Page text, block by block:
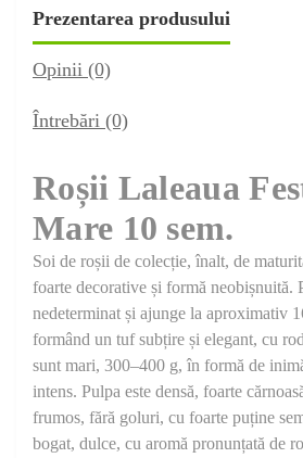
Prezentarea produsului
Opinii (0)
Întrebări (0)
Roșii Laleaua
Mare 10 sem.
Soi de roșii de colecție, înalt, de
foarte decorative și formă neobișnuită.
nedeterminat și ajunge la aproximativ
formând un tuf subțire și elegant, cu
sunt mari, 300–400 g, în formă de
intens. Pulpa este densă, foarte
frumos, fără goluri, cu foarte puține
bogat, dulce, cu aromă pronunțată de